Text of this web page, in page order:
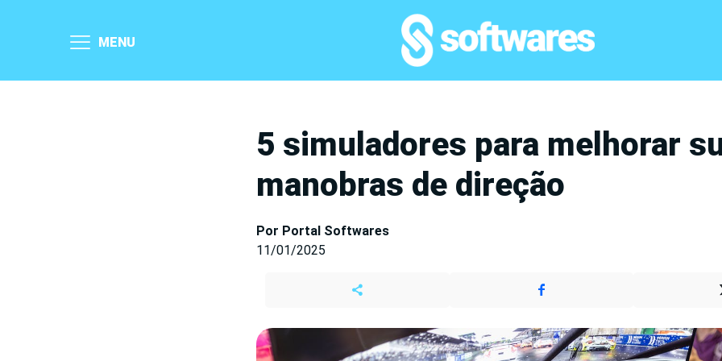
MENU
5 simuladores para melhorar
manobras de direção
Por Portal Softwares
11/01/2025